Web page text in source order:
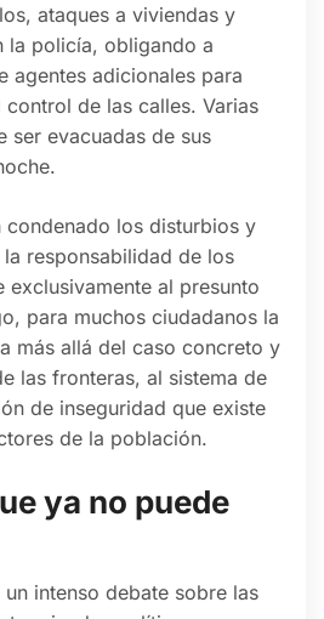
ataques a viviendas y
la policía, obligando a
agentes adicionales para
de las calles. Varias
ser evacuadas de sus
condenado los disturbios y
responsabilidad de los
exclusivamente al presunto
para muchos ciudadanos la
más allá del caso concreto y
las fronteras, al sistema de
de inseguridad que existe
de la población.
ya no puede
intenso debate sobre las